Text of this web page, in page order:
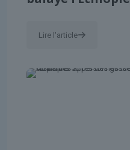
Lire l'article